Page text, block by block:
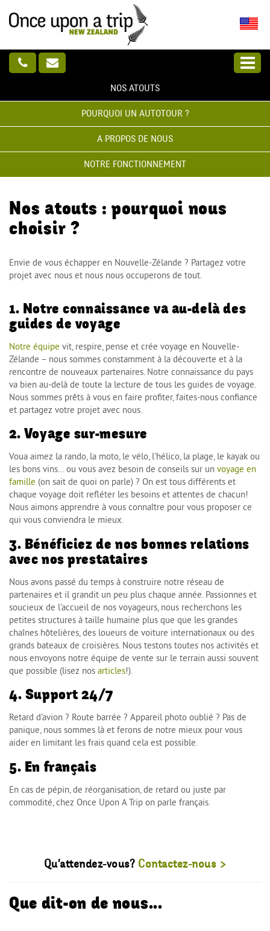
NOS ATOUTS
POURQUOI UN AUTOTOUR ?
A PROPOS DE NOUS
NOTRE FONCTIONNEMENT
Nos atouts : pourquoi nous
choisir ?
Envie de vous échapper en Nouvelle-Zélande ? Partagez votre
projet avec nous et nous nous occuperons de tout.
1. Notre connaissance va au-delà des
guides de voyage
Notre équipe vit, respire, pense et crée voyage en Nouvelle-
Zélande – nous sommes constamment à la découverte et à la
rencontre de nouveaux partenaires. Notre connaissance du pays
va bien au-delà de toute la lecture de tous les guides de voyage.
Nous sommes prêts à vous en faire profiter, faites-nous confiance
et partagez votre projet avec nous.
2. Voyage sur-mesure
Voua aimez la rando, la moto, le vélo, l'hélico, la plage, le kayak ou
les bons vins… ou vous avez besoin de conseils sur un voyage en
famille (on sait de quoi on parle) ? On est tous différents et
chaque voyage doit refléter les besoins et attentes de chacun!
Nous aimons apprendre à vous connaître pour vous proposer ce
qui vous conviendra le mieux.
3. Bénéficiez de nos bonnes relations
avec nos prestataires
Nous avons passé du temps à construire notre réseau de
partenaires et il grandit un peu plus chaque année. Passionnes et
soucieux de l'accueil de nos voyageurs, nous recherchons les
petites structures à taille humaine plus que que les grandes
chaînes hôtelières, des loueurs de voiture internationaux ou des
grands bateaux de croisières. Nous testons toutes nos activités et
nous envoyons notre équipe de vente sur le terrain aussi souvent
que possible (lisez nos articles!).
4. Support 24/7
Retard d'avion ? Route barrée ? Appareil photo oublié ? Pas de
panique, nous sommes là et ferons de notre mieux pour vous
aider en limitant les frais quand cela est possible.
5. En français
En cas de pépin, de réorganisation, de retard ou juste par
commodité, chez Once Upon A Trip on parle français.
Qu'attendez-vous? Contactez-nous >
Que dit-on de nous...